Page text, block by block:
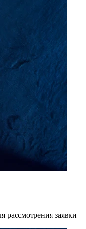
рассмотрения заявки